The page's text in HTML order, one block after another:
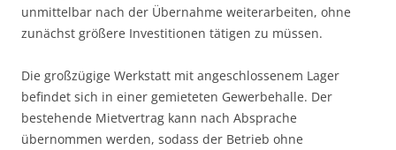
unmittelbar nach der Übernahme weiterarbeiten, ohne
zunächst größere Investitionen tätigen zu müssen.
Die großzügige Werkstatt mit angeschlossenem Lager
befindet sich in einer gemieteten Gewerbehalle. Der
bestehende Mietvertrag kann nach Absprache
übernommen werden, sodass der Betrieb ohne